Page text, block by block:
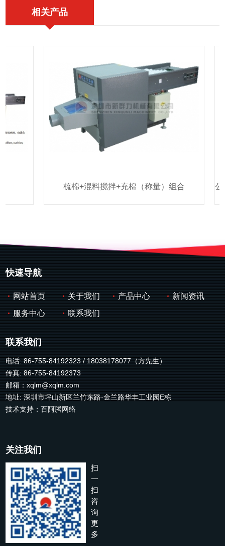
相关产品
梳棉+混料搅拌+充棉（称量）组合
快速导航
网站首页 关于我们 产品中心
新闻资讯
服务中心
联系我们
联系我们
电话: 86-755-84192323 / 18038178077（方先生）
传真: 86-755-84192373
邮箱：xqlm@xqlm.com
地址: 深圳市坪山新区兰竹东路-金兰路华丰工业园E栋
技术支持：百阿腾网络
关注我们
扫
一
扫
咨
询
更
多